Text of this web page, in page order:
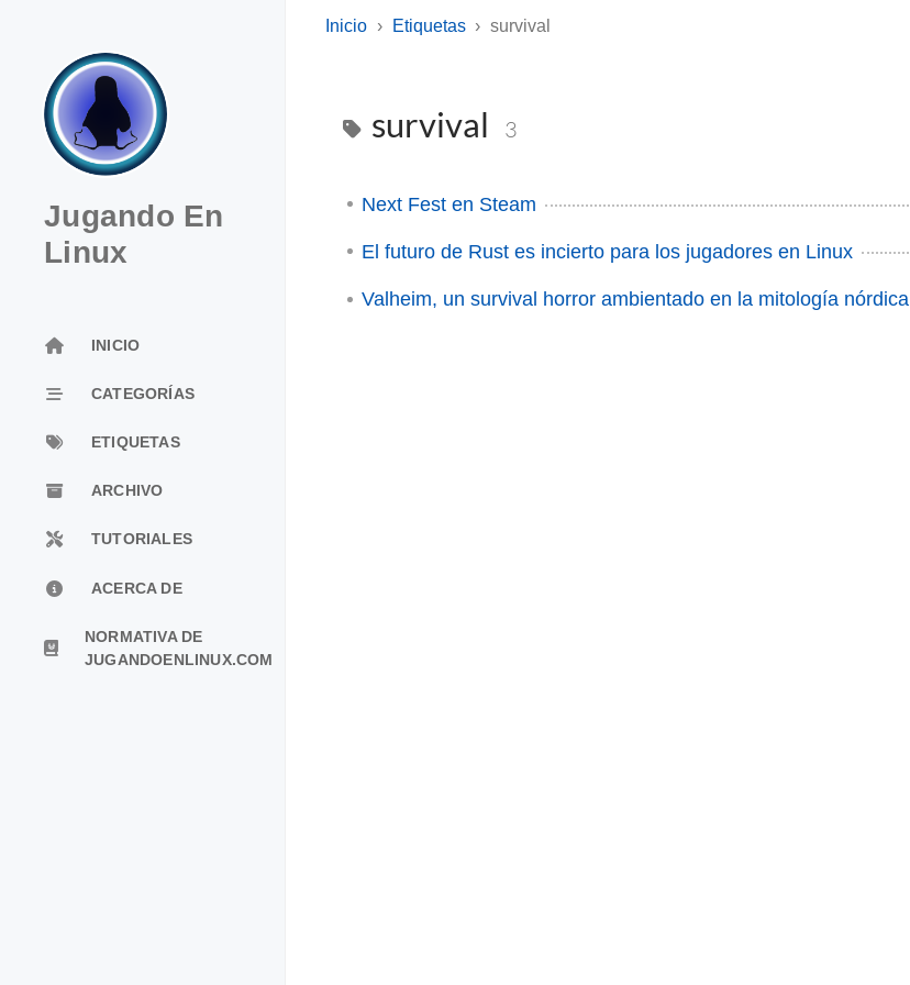
Jugando En
Linux
INICIO
CATEGORÍAS
ETIQUETAS
ARCHIVO
TUTORIALES
ACERCA DE
NORMATIVA DE
JUGANDOENLINUX.COM
Inicio Etiquetas survival
survival 3
Next Fest en Steam
El futuro de Rust es incierto para los jugadores en Linux
Valheim, un survival horror ambientado en la mitología nórdica